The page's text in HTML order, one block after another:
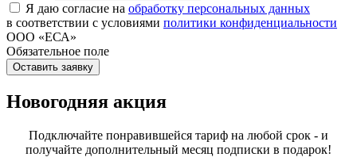
Я даю согласие на обработку персональных данных
в соответствии с условиями политики конфиденциальности
ООО «ЕСА»
Обязательное поле
Оставить заявку
Новогодняя акция
Подключайте понравившейся тариф на любой срок - и
получайте дополнительный месяц подписки в подарок!